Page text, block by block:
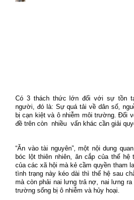
Có 3 thách thức lớn đối với sự tồn
người
đó là: Sự quá tải về dân số, n
bị cạn kiệt và ô nhiễm môi trường.Đối
đề trên còn nhiều vấn khác cần giải
“Ăn vào tài nguyên”, một nội dung
bóc lột thiên nhiên, ăn cắp của thế hệ
của các xã hội mà kẻ cầm quyền tham
tình trạng này kéo dài thì thế hệ sau
mà còn phải nai lưng trả nợ, nai lưng ra
trường sống bị ô nhiễm và hủy hoại.